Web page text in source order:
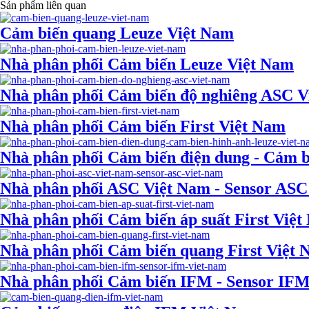
Sản phẩm liên quan
Cảm biến quang Leuze Việt Nam
Nhà phân phối Cảm biến Leuze Việt Nam
Nhà phân phối Cảm biến độ nghiêng ASC
Nhà phân phối Cảm biến First Việt Nam
Nhà phân phối Cảm biến điện dung - Cảm
Nhà phân phối ASC Việt Nam - Sensor
Nhà phân phối Cảm biến áp suất First Việt
Nhà phân phối Cảm biến quang First Việt
Nhà phân phối Cảm biến IFM - Sensor